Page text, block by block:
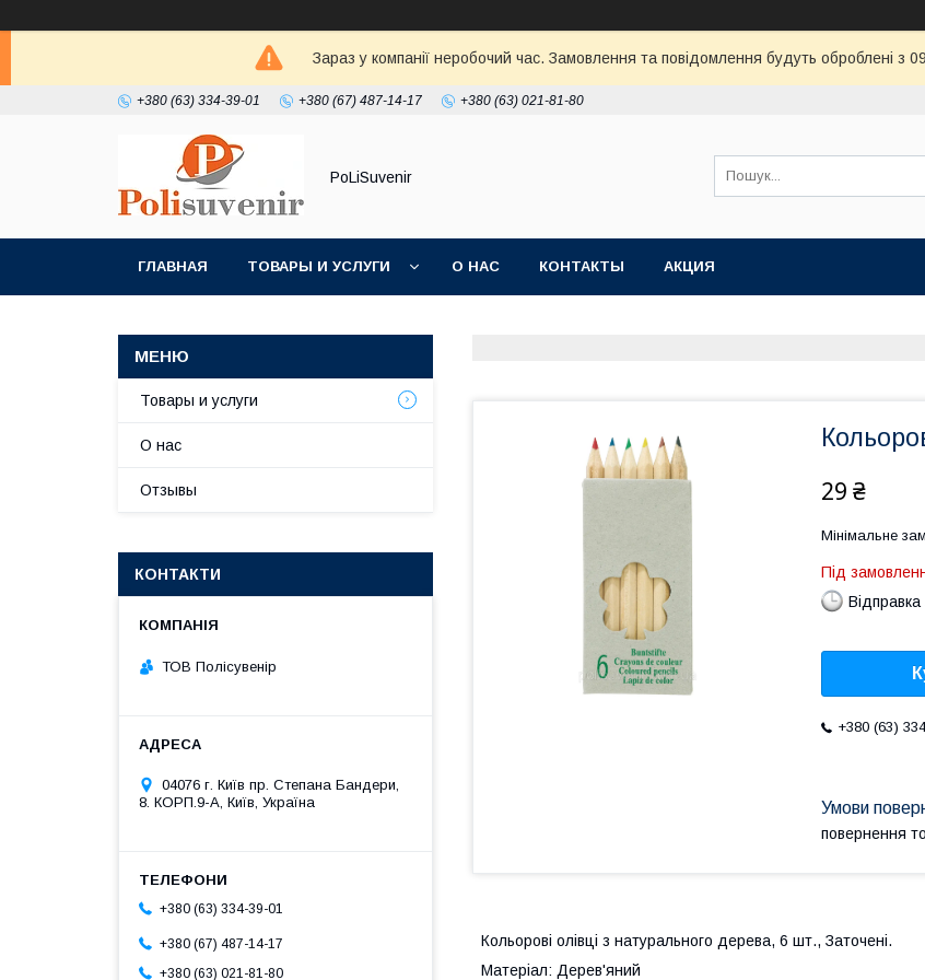
Зараз у компанії неробочий час. Замовлення та повідомлення будуть оброблені з
+380 (63) 334-39-01 +380 (67) 487-14-17 +380 (63) 021-81-80
PoLiSuvenir
ГЛАВНАЯ ТОВАРЫ И УСЛУГИ О НАС КОНТАКТЫ АКЦИЯ
29 ₴
Мінімальне
Під
+380 (63)
повернення
Кольорові олівці з натурального дерева, 6 шт., Заточені.
Матеріал: Дерев'яний
Товары и услуги
О нас
Отзывы
КОНТАКТИ
ТОВ Полісувенір
04076 г. Київ пр. Степана Бандери,
8. КОРП.9-А, Київ, Україна
+380 (63) 334-39-01
+380 (67) 487-14-17
+380 (63) 021-81-80